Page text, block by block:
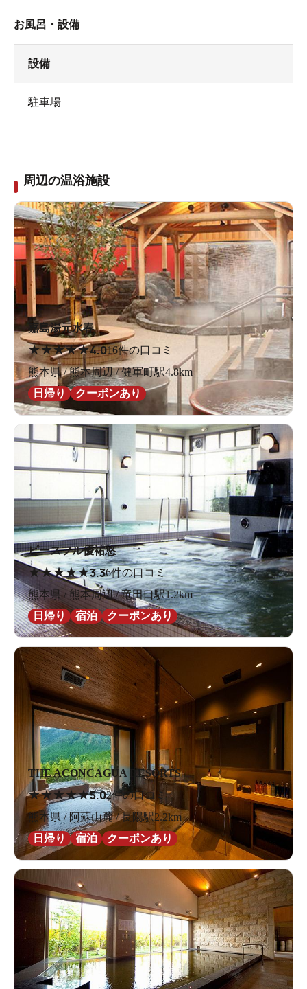
お風呂・設備
設備
駐車場
周辺の温浴施設
嘉島湯元水春
★★★★★4.016件の口コミ
熊本県 / 熊本周辺 / 健軍町駅4.8km
日帰り
クーポンあり
ピースフル優祐悠
★★★★★3.36件の口コミ
熊本県 / 熊本周辺 / 竜田口駅1.2km
日帰り
宿泊 クーポンあり
THE ACONCAGUA RESORTS
★★★★★5.02件の口コミ
熊本県 / 阿蘇山麓 / 長陽駅2.2km
日帰り
宿泊 クーポンあり